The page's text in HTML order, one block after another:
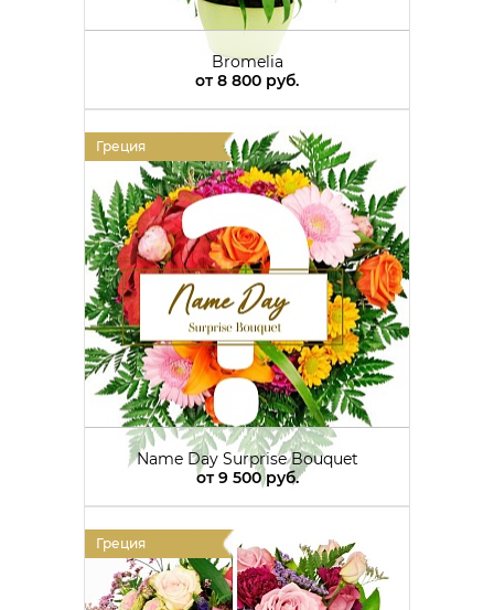
Bromelia
от8 800 руб.
Греция
Name Day Surprise Bouquet
от9 500 руб.
Греция